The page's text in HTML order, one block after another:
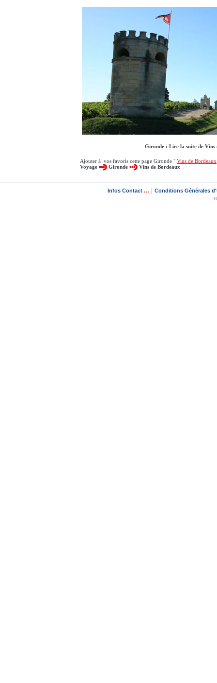
Gironde : Lire la suite de Vins
Ajouter à vos favoris cette page Gironde " Vins de Bordeaux
Voyage
Gironde Vins de Bordeaux
Infos Contact ... Conditions Générales
©